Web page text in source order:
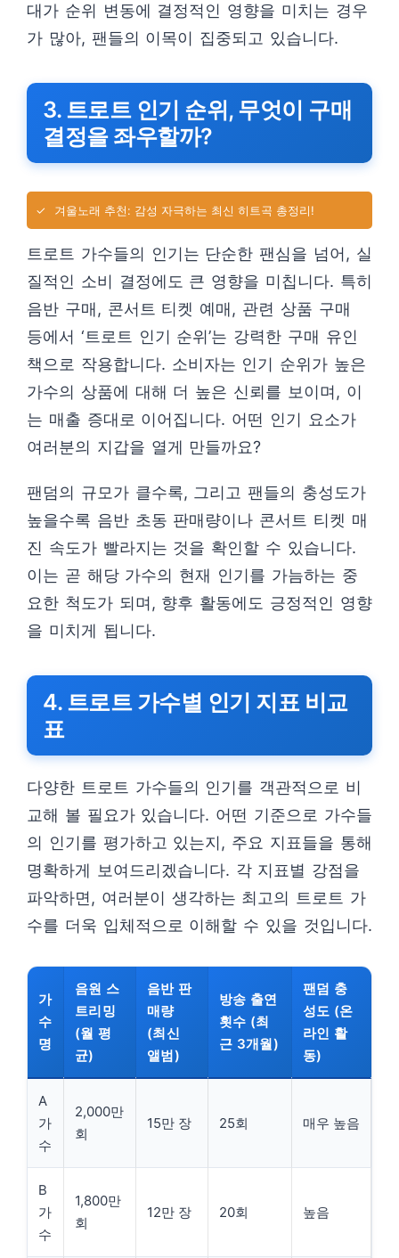
대가 순위 변동에 결정적인 영향을 미치는 경우
가 많아, 팬들의 이목이 집중되고 있습니다.
3. 트로트 인기 순위, 무엇이 구매
결정을 좌우할까?
✓ 겨울노래 추천: 감성 자극하는 최신 히트곡 총정리!
트로트 가수들의 인기는 단순한 팬심을 넘어, 실
질적인 소비 결정에도 큰 영향을 미칩니다. 특히
음반 구매, 콘서트 티켓 예매, 관련 상품 구매
등에서 ‘트로트 인기 순위’는 강력한 구매 유인
책으로 작용합니다. 소비자는 인기 순위가 높은
가수의 상품에 대해 더 높은 신뢰를 보이며, 이
는 매출 증대로 이어집니다. 어떤 인기 요소가
여러분의 지갑을 열게 만들까요?
팬덤의 규모가 클수록, 그리고 팬들의 충성도가
높을수록 음반 초동 판매량이나 콘서트 티켓 매
진 속도가 빨라지는 것을 확인할 수 있습니다.
이는 곧 해당 가수의 현재 인기를 가늠하는 중
요한 척도가 되며, 향후 활동에도 긍정적인 영향
을 미치게 됩니다.
4. 트로트 가수별 인기 지표 비교
표
다양한 트로트 가수들의 인기를 객관적으로 비
교해 볼 필요가 있습니다. 어떤 기준으로 가수들
의 인기를 평가하고 있는지, 주요 지표들을 통해
명확하게 보여드리겠습니다. 각 지표별 강점을
파악하면, 여러분이 생각하는 최고의 트로트 가
수를 더욱 입체적으로 이해할 수 있을 것입니다.
가
수
명
음원 스
트리밍
(월 평
균)
음반 판
매량
(최신
앨범)
방송 출연
횟수 (최
근 3개월)
팬덤 충
성도 (온
라인 활
동)
A
가
수
2,000만
회
15만 장 25회 매우 높음
B
가
수
1,800만
회
12만 장 20회 높음